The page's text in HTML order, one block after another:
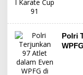
Polri